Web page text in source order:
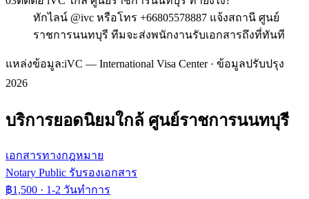
ทักไลน์ @ivc หรือโทร +66805578887 แจ้งสถานี ศูนย์
ราชการนนทบุรี ทีมจะส่งพนักงานรับเอกสารถึงที่ทันที
แหล่งข้อมูล:iVC — International Visa Center · ข้อมูลปรับปรุง
2026
บริการยอดนิยมใกล้ ศูนย์ราชการนนทบุรี
เอกสารทางกฎหมาย
Notary Public รับรองเอกสาร
฿1,500 · 1-2 วันทำการ